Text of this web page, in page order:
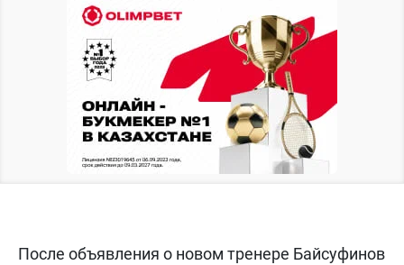
После объявления о новом тренере Байсуфинов